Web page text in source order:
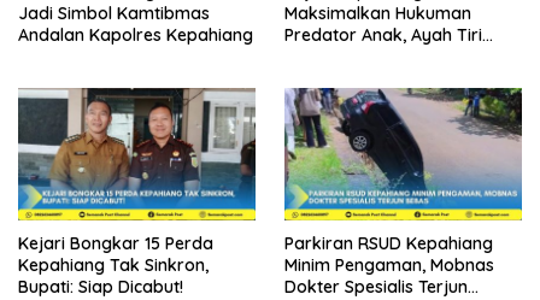
Jadi Simbol Kamtibmas
Andalan Kapolres Kepahiang
Maksimalkan Hukuman
Predator Anak, Ayah Tiri
Kejari Bongkar 15 Perda
Kepahiang Tak Sinkron,
Bupati: Siap Dicabut!
Parkiran RSUD Kepahiang
Minim Pengaman, Mobnas
Dokter Spesialis Terjun